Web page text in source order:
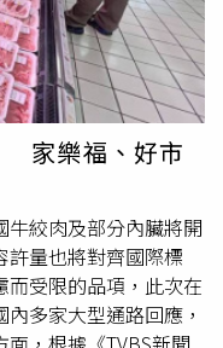
「五」大前提！1.需醫
藥劑，尤其若自身或家
更需嚴格限制使用。2.
變慢，因此剛開始打，
等症狀，這時要記得
小心「肌肉流失」：
當肌肉量下降，基礎
力復胖」，因此要記
覺身體小信號：若出
是胰臟發炎或 膽囊問
助」，非「一輩
讓你有時間養成好習
。相較於傳統多孔手
的微小切口，具有疼
不留疤痕的優勢，感染
，手術結束約6個小時
利出院，而阿花也自
慣。醫師說明，膽囊
因主要是膽固醇與膽
出，或是膽囊收縮功能
「不吃早餐」、「長
，都是誘發結石的高
尿病、高血脂，或是
家樂福、好市
絞肉及部分內臟將開
量也將對齊國際標
受限的品項，此次在
多家大型通路回應，